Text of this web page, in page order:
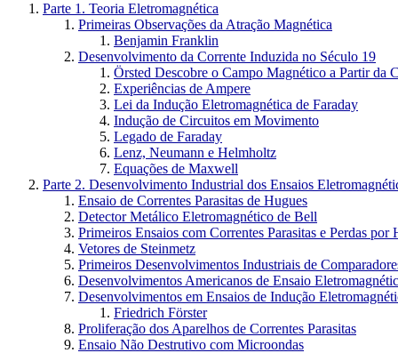
Parte 1. Teoria Eletromagnética
Primeiras Observações da Atração Magnética
Benjamin Franklin
Desenvolvimento da Corrente Induzida no Século 19
Örsted Descobre o Campo Magnético a Partir da
Experiências de Ampere
Lei da Indução Eletromagnética de Faraday
Indução de Circuitos em Movimento
Legado de Faraday
Lenz, Neumann e Helmholtz
Equações de Maxwell
Parte 2. Desenvolvimento Industrial dos Ensaios
Ensaio de Correntes Parasitas de Hugues
Detector Metálico Eletromagnético de Bell
Primeiros Ensaios com Correntes Parasitas e Perdas por
Vetores de Steinmetz
Primeiros Desenvolvimentos Industriais de
Desenvolvimentos Americanos de Ensaio
Desenvolvimentos em Ensaios de Indução
Friedrich Förster
Proliferação dos Aparelhos de Correntes Parasitas
Ensaio Não Destrutivo com Microondas